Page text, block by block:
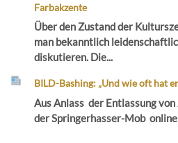
Farbakzente
Über den Zustand der
man bekanntlich
diskutieren. Die...
BILD-Bashing: „Und wie oft hat
Aus Anlass der Entlassung
der Springerhasser-Mob online